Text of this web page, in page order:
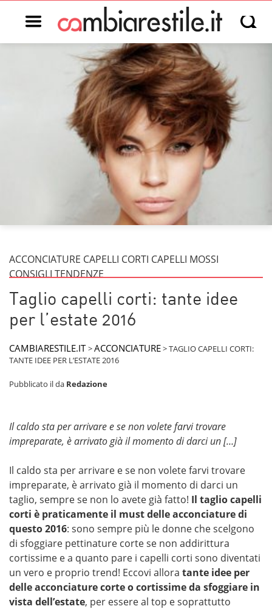
Open main menu Open
ACCONCIATURE CAPELLI CORTI CAPELLI MOSSI
CONSIGLI TENDENZE
Taglio capelli corti: tante idee
per l’estate 2016
CAMBIARESTILE.IT >ACCONCIATURE>TAGLIO CAPELLI CORTI:
TANTE IDEE PER L’ESTATE 2016
Pubblicato ilda Redazione
Il caldo sta per arrivare e se non volete farvi trovare
impreparate, è arrivato già il momento di darci un […]
Il caldo sta per arrivare e se non volete farvi trovare
impreparate, è arrivato già il momento di darci un
taglio, sempre se non lo avete già fatto! Il taglio capelli
corti è praticamente il must delle acconciature di
questo 2016: sono sempre più le donne che scelgono
di sfoggiare pettinature corte se non addirittura
cortissime e a quanto pare i capelli corti sono diventati
un vero e proprio trend! Eccovi allora tante idee per
delle acconciature corte o cortissime da sfoggiare in
vista dell’estate, per essere al top e soprattutto